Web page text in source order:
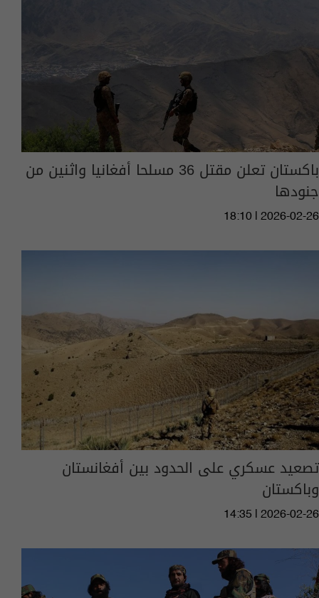
باكستان تعلن مقتل 36 مسلحا أفغانيا واثنين من
جنودها
18:10 | 2026-02-26
تصعيد عسكري على الحدود بين أفغانستان
وباكستان​
14:35 | 2026-02-26